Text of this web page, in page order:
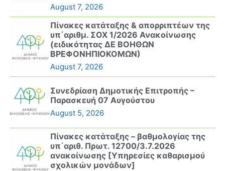
August 7, 2026
Πίνακες κατάταξης & απορριπτέων της
υπ΄αριθμ. ΣΟΧ 1/2026 Ανακοίνωσης
(ειδικότητας ΔΕ ΒΟΗΘΩΝ
ΒΡΕΦΟΝΗΠΙΟΚΟΜΩΝ)
August 7, 2026
Συνεδρίαση Δημοτικής Επιτροπής –
Παρασκευή 07 Αυγούστου
August 5, 2026
Πίνακες κατάταξης – βαθμολογίας της
υπ΄αριθ. Πρωτ. 12700/3.7.2026
ανακοίνωσης [Υπηρεσίες καθαρισμού
σχολικών μονάδων]